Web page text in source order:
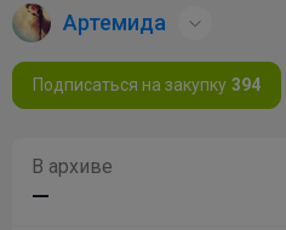
Артемида
Подписаться на закупку 394
В архиве
—